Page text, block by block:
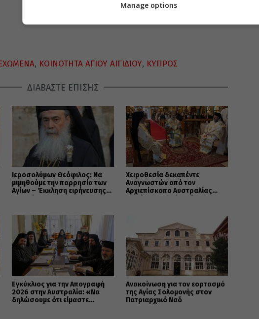
, ΚΟΙΝΟΤΗΤΑ ΑΓΙΟΥ ΑΙΓΙΔΙΟΥ, ΚΥΠΡΟΣ
ΔΙΑΒΑΣΤΕ ΕΠΙΣΗΣ
Ιεροσολύμων Θεόφιλος: Να
μιμηθούμε την παρρησία των
Αγίων – Έκκληση ειρήνευσης
Χειροθεσία δεκαπέντε
Αναγνωστών από τον
Αρχιεπίσκοπο Αυστραλίας
Εγκύκλιος για την Απογραφή
2026 στην Αυστραλία: «Να
δηλώσουμε ότι είμαστε
Ανακοίνωση για τον εορτασμό
της Αγίας Σολομονής στον
Πατριαρχικό Ναό
Manage options